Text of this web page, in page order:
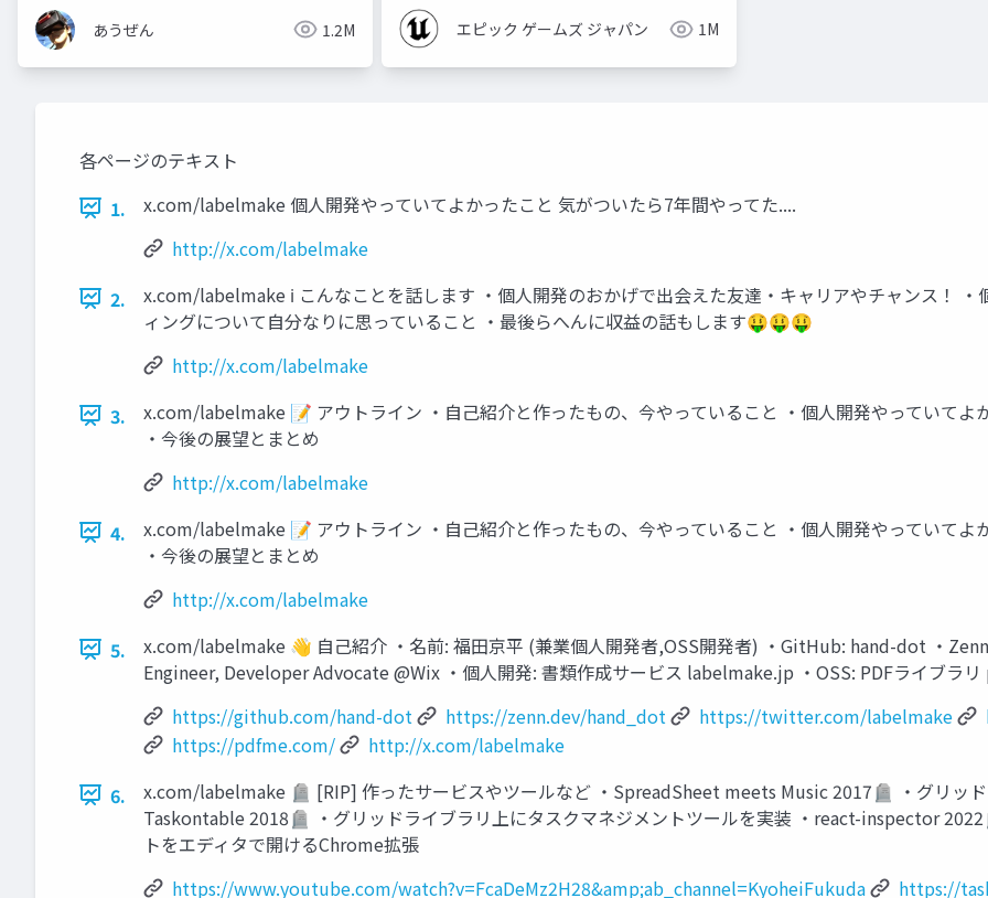
あうぜん 1.2M エピック ゲームズ ジャパン 1M
各ページのテキスト
1.
x.com/labelmake 個⼈開発やっていてよかったこと 気がついたら7年間やってた....
http://x.com/labelmake
2.
x.com/labelmake ℹ こんなことを話します ‧個⼈開発のおかげで出会えた友達‧キャリアやチャンス！
ィングについて⾃分なりに思っていること ‧最後らへんに収益の話もします🤑🤑🤑
http://x.com/labelmake
3.
x.com/labelmake 📝 アウトライン ‧⾃⼰紹介と作ったもの、今やっていること ‧個⼈開発やっていてよ
‧今後の展望とまとめ
http://x.com/labelmake
4.
x.com/labelmake 📝 アウトライン ‧⾃⼰紹介と作ったもの、今やっていること ‧個⼈開発やっていてよ
‧今後の展望とまとめ
http://x.com/labelmake
5.
x.com/labelmake 👋 ⾃⼰紹介 ‧名前: 福⽥京平 (兼業個⼈開発者,OSS開発者) ‧GitHub: hand-dot
Engineer, Developer Advocate @Wix ‧個⼈開発: 書類作成サービス labelmake.jp ‧OSS: PDFライブ
https://github.com/hand-dot
https://zenn.dev/hand_dot https://twitter.com/labelmake
https://pdfme.com/
http://x.com/labelmake
6.
x.com/labelmake 🪦 [RIP] 作ったサービスやツールなど ‧SpreadSheet meets Music 2017🪦 ・グリッド
Taskontable 2018🪦 ・グリッドライブラリ上にタスクマネジメントツールを実装 ・react-inspector
トをエディタで開けるChrome拡張
https://www.youtube.com/watch?v=FcaDeMz2H28&amp;ab_channel=KyoheiFukuda
https://